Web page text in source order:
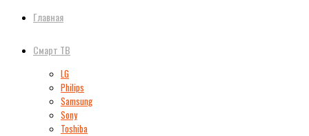
Главная
Смарт ТВ
LG
Philips
Samsung
Sony
Toshiba